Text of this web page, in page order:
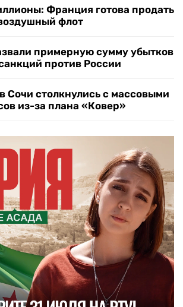
Франция готова продать
флот
примерную сумму убытков
против России
Сочи столкнулись с массовыми
из-за плана «Ковер»